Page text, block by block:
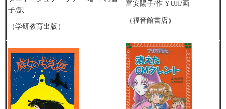
子/訳
（学研教育出版）
富安陽子/作 YUJI/画
（福音館書店）